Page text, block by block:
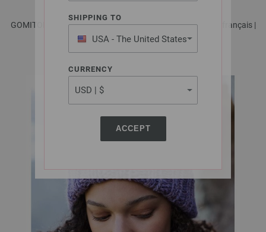
SHIPPING TO
USA - The United States
of America
CURRENCY
ACCEPT
GOMITOLO No. 16 - Magazine allemand + explications en français |
Modèle 11